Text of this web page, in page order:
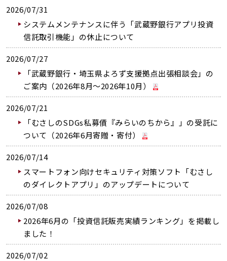
2026/07/31
システムメンテナンスに伴う「武蔵野銀行アプリ投資
信託取引機能」の休止について
2026/07/27
「武蔵野銀行・埼玉県よろず支援拠点出張相談会」の
ご案内（2026年8月～2026年10月）
2026/07/21
「むさしのSDGs私募債『みらいのちから』」の受託に
ついて（2026年6月寄贈・寄付）
2026/07/14
スマートフォン向けセキュリティ対策ソフト「むさし
のダイレクトアプリ」のアップデートについて
2026/07/08
2026年6月の「投資信託販売実績ランキング」を掲載し
ました！
2026/07/02